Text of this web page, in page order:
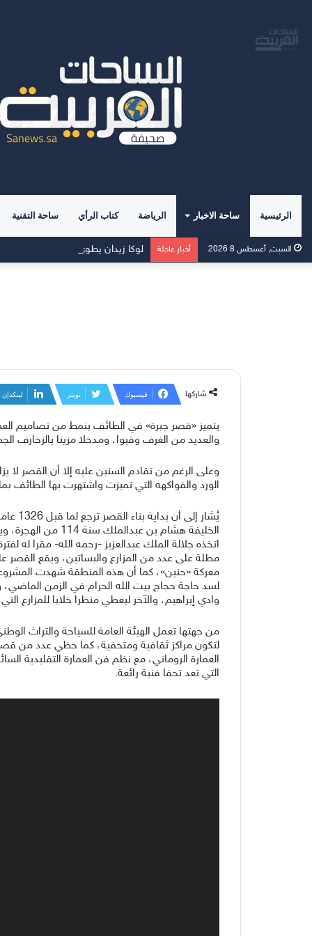
الرئيسية ساحة الاخبار الرياضة كتاب الرأي ساحة التقنية
السبت, أغسطس 8 2026 أخبار عاجلة لوكا زيدان يطوي صفحة غرناطة
شاركها فيسبوك تويتر لينكدإن
والعديد من الغرف وقبوا، ومدخلا مزينا بالزخارف
وعلى الرغم من تقادم السنين عليه إلا أن القصر
الورد والفواكهه التي تميزت واشتهرت بها
الخليفة هشام
اتخذه جلالة الملك عبدالعزيز -رحمه الله- مقرا له
مطلة على عدد من المزارع والبساتين، ويقع
معركة «حنين»، كما أن هذه المنطقة شهدت المشروع
لسد حاجة حجاج بيت الله الحرام في الزمن
وادي إبراهيم، والآخر ليعطي منظرا خلابا للمزارع
من جهتها تعمل الهيئة العامة للسياحة والتراث
لتكون مراكز ثقافية ومتحفية، كما حظي عدد من
العمارة الروماني، مع نظم فن العمارة التقليدية
التي تعد تحفا فنية رائعة.